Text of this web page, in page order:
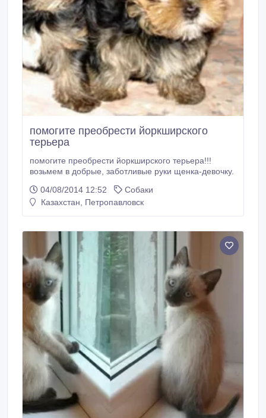
помогите преобрести йоркширского
терьера
помогите преобрести йоркширского терьера!!!
возьмем в добрые, заботливые руки щенка-девочку.
04/08/2014 12:52
Собаки
Казахстан, Петропавловск